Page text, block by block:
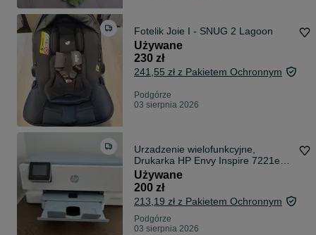
Fotelik Joie I - SNUG 2 Lagoon
Używane
230 zł
241,55 zł z Pakietem Ochronnym
Podgórze
03 sierpnia 2026
Urzadzenie wielofunkcyjne,
Drukarka HP Envy Inspire 7221e
niebieska
Używane
200 zł
213,19 zł z Pakietem Ochronnym
Podgórze
03 sierpnia 2026